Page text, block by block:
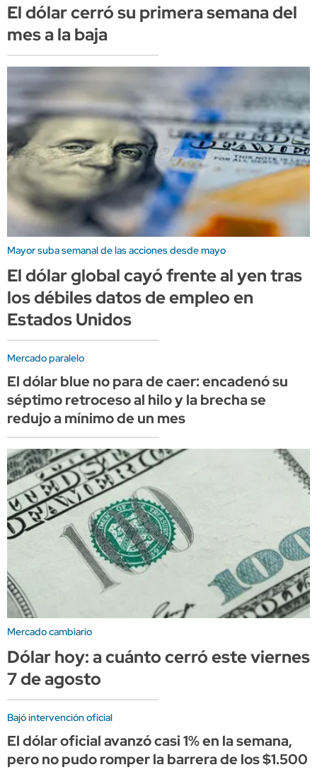
El dólar cerró su primera semana del
mes a la baja
Mayor suba semanal de las acciones desde mayo
El dólar global cayó frente al yen tras
los débiles datos de empleo en
Estados Unidos
Mercado paralelo
El dólar blue no para de caer: encadenó su
séptimo retroceso al hilo y la brecha se
redujo a mínimo de un mes
Mercado cambiario
Dólar hoy: a cuánto cerró este viernes
7 de agosto
Bajó intervención oficial
El dólar oficial avanzó casi 1% en la semana,
pero no pudo romper la barrera de los $1.500